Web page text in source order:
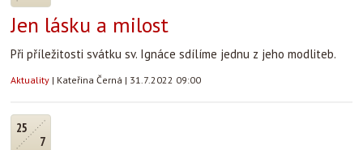
Jen lásku a milost
Při příležitosti svátku sv. Ignáce sdílíme jednu z jeho modliteb.
Aktuality | Kateřina Černá | 31.7.2022 09:00
25
7